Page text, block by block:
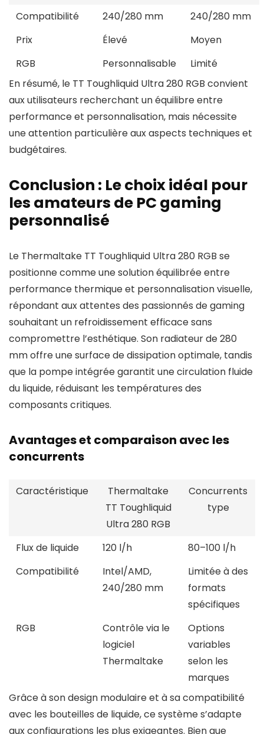
Compatibilité
240/280 mm
240/280 mm
Prix
Élevé
Moyen
RGB
Personnalisable
Limité
En résumé, le TT Toughliquid Ultra 280 RGB convient
aux utilisateurs recherchant un équilibre entre
performance et personnalisation, mais nécessite
une attention particulière aux aspects techniques et
budgétaires.
Conclusion : Le choix idéal pour
les amateurs de PC gaming
personnalisé
Le Thermaltake TT Toughliquid Ultra 280 RGB se
positionne comme une solution équilibrée entre
performance thermique et personnalisation visuelle,
répondant aux attentes des passionnés de gaming
souhaitant un refroidissement efficace sans
compromettre l’esthétique. Son radiateur de 280
mm offre une surface de dissipation optimale, tandis
que la pompe intégrée garantit une circulation fluide
du liquide, réduisant les températures des
composants critiques.
Avantages et comparaison avec les
concurrents
Caractéristique
Thermaltake
TT Toughliquid
Ultra 280 RGB
Concurrents
type
Flux de liquide 120 l/h
80–100 l/h
Compatibilité
Intel/AMD,
240/280 mm
Limitée à des
formats
spécifiques
RGB
Contrôle via le
logiciel
Thermaltake
Options
variables
selon les
marques
Grâce à son design modulaire et à sa compatibilité
avec les bouteilles de liquide, ce système s’adapte
aux configurations les plus exigeantes. Bien que